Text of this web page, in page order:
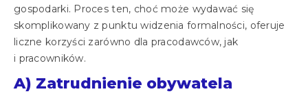
gospodarki. Proces ten, choć może wydawać się
skomplikowany z punktu widzenia formalności, oferuje
liczne korzyści zarówno dla pracodawców, jak
i pracowników.
A) Zatrudnienie obywatela